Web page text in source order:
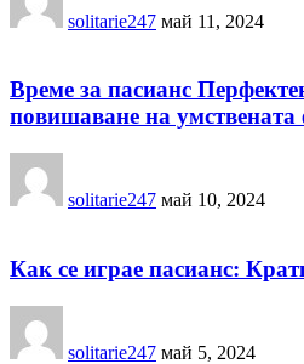
solitarie247 май 11, 2024
Време за пасианс
повишаване на
solitarie247 май 10, 2024
Как се играе пасианс:
solitarie247 май 5, 2024